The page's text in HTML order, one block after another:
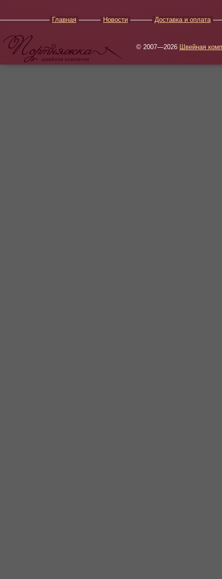
Главная Новости Доставка и оплата
© 2007—2026 Швейная